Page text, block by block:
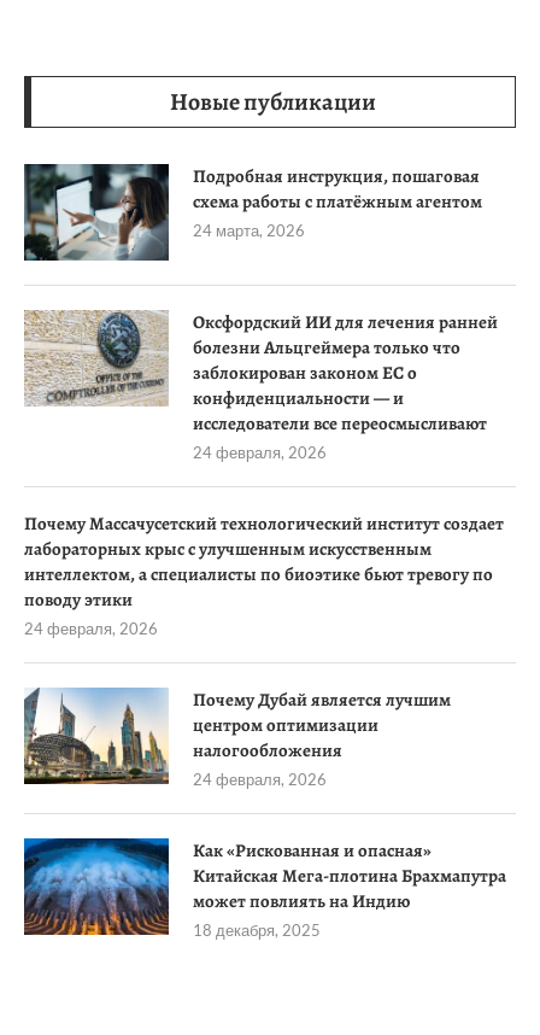
Новые публикации
Подробная инструкция, пошаговая
схема работы с платёжным агентом
24 марта, 2026
Оксфордский ИИ для лечения ранней
болезни Альцгеймера только что
заблокирован законом ЕС о
конфиденциальности — и
исследователи все переосмысливают
24 февраля, 2026
Почему Массачусетский технологический институт создает
лабораторных крыс с улучшенным искусственным
интеллектом, а специалисты по биоэтике бьют тревогу по
поводу этики
24 февраля, 2026
Почему Дубай является лучшим
центром оптимизации
налогообложения
24 февраля, 2026
Как «Рискованная и опасная»
Китайская Мега-плотина Брахмапутра
может повлиять на Индию
18 декабря, 2025